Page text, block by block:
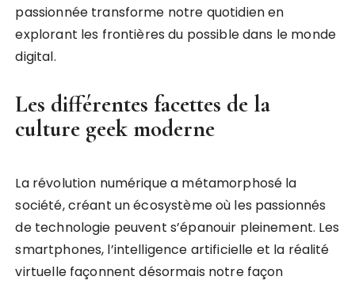
passionnée transforme notre quotidien en
explorant les frontières du possible dans le monde
digital.
Les différentes facettes de la
culture geek moderne
La révolution numérique a métamorphosé la
société, créant un écosystème où les passionnés
de technologie peuvent s’épanouir pleinement. Les
smartphones, l’intelligence artificielle et la réalité
virtuelle façonnent désormais notre façon